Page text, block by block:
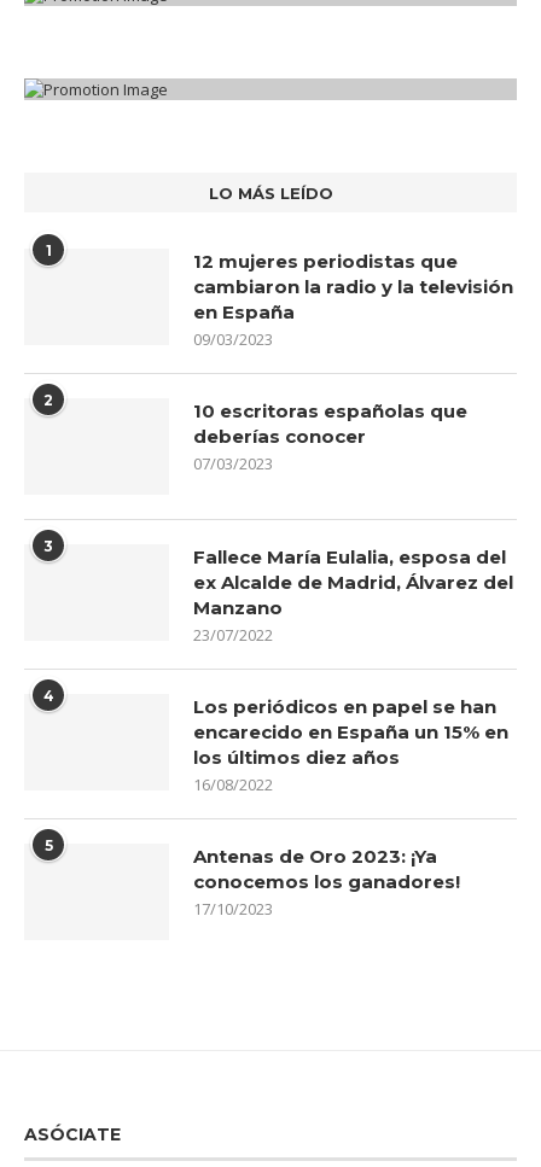
LO MÁS LEÍDO
1
12 mujeres periodistas que
cambiaron la radio y la televisión
en España
09/03/2023
2
10 escritoras españolas que
deberías conocer
07/03/2023
3
Fallece María Eulalia, esposa del
ex Alcalde de Madrid, Álvarez del
Manzano
23/07/2022
4
Los periódicos en papel se han
encarecido en España un 15% en
los últimos diez años
16/08/2022
5
Antenas de Oro 2023: ¡Ya
conocemos los ganadores!
17/10/2023
ASÓCIATE